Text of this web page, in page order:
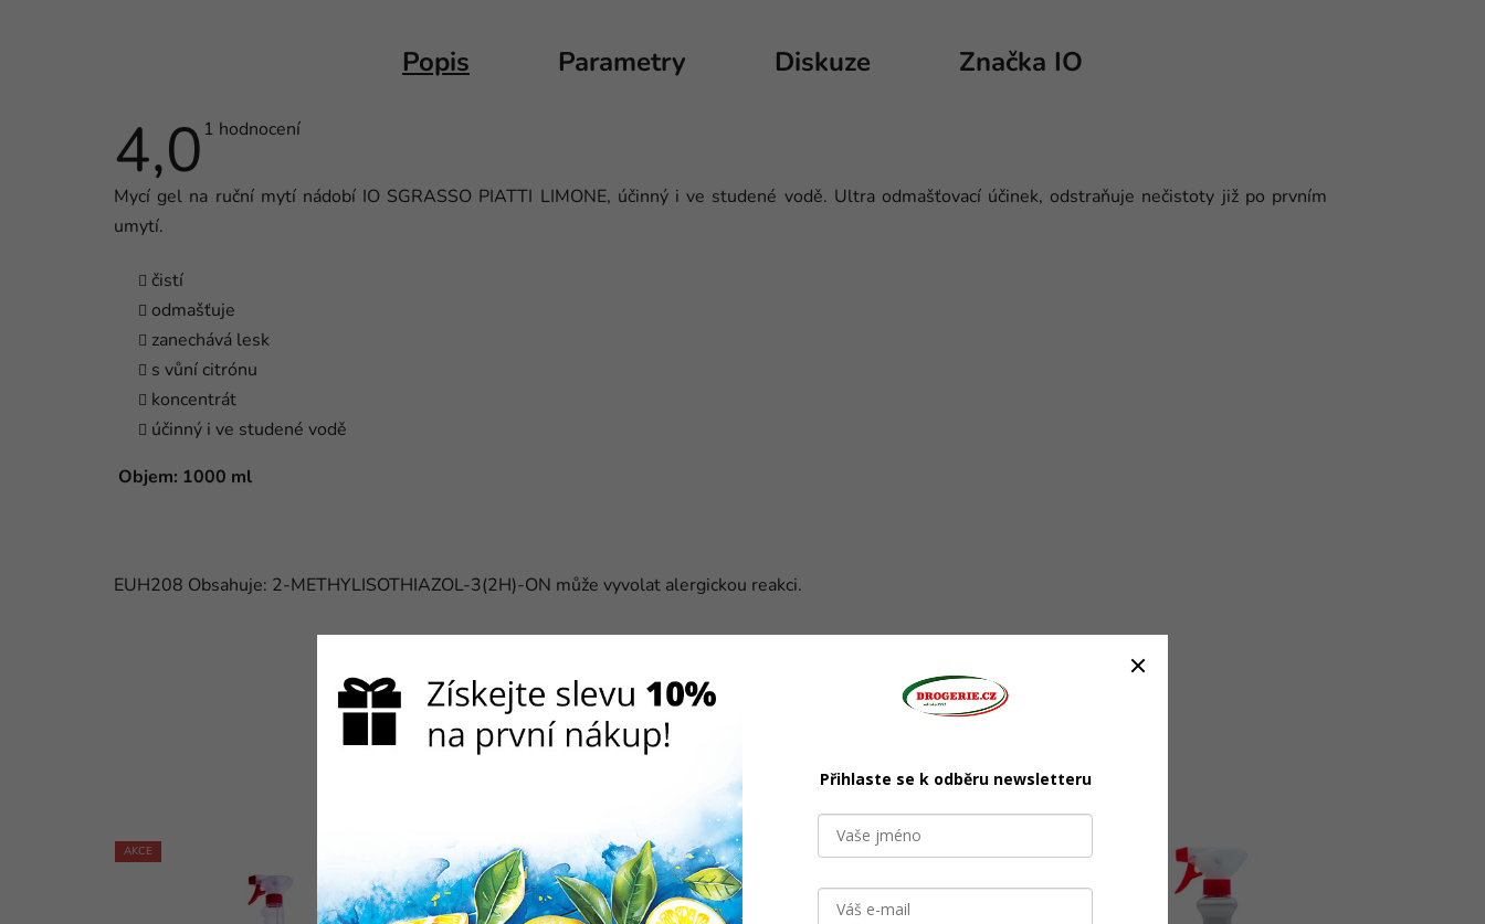
Popis Parametry Diskuze Značka IO
4,0 Průměrné
4,0
1 hodnocení
Mycí gel na ruční mytí nádobí IO SGRASSO PIATTI LIMONE, účinný i ve studené vodě. Ultra odmašťovací účinek, odstraňuje nečistoty již po prvním
umytí.
čistí
odmašťuje
zanechává lesk
s vůní citrónu
koncentrát
účinný i ve studené vodě
Objem: 1000 ml
EUH208 Obsahuje: 2-METHYLISOTHIAZOL-3(2H)-ON může vyvolat alergickou reakci.
Související produkty
AKCE NUMERO UNO
Přihlaste se k odběru newsletteru